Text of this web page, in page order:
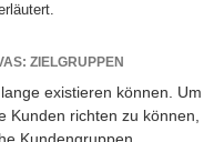
ZIELGRUPPEN
existieren können. Um
Kunden richten zu können,